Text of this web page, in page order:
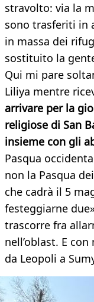
stravolto: via la
sono trasferiti in
in massa dei
sostituito la
Qui mi pare
Liliya mentre
arrivare per la
religiose di San
insieme con gli
Pasqua
non la Pasqua
che cadrà il 5
festeggiarne
trascorre fra
nell’oblast. E
da Leopoli a